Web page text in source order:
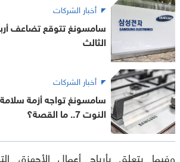
أخبار الشركات
الثالث
أخبار الشركات
سامسونغ تواجه أزمة
النوت 7.. ما القصة؟
وفيما يتعلق بأرباح أعمال الأجهزة،